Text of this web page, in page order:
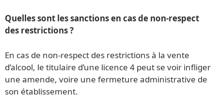
Quelles sont les sanctions en cas de non-respect
des restrictions ?
En cas de non-respect des restrictions à la vente
d’alcool, le titulaire d’une licence 4 peut se voir infliger
une amende, voire une fermeture administrative de
son établissement.